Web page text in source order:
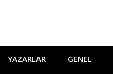
YAZARLAR GENEL